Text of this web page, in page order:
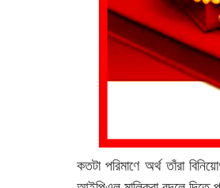
কতটা পরিমাণে অর্থ তাঁরা